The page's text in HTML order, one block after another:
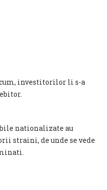
investitorilor li s-a
nationalizate au
straini, de unde se vede